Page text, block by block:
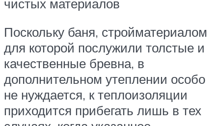
чистых материалов
Поскольку баня, стройматериалом
для которой послужили толстые и
качественные бревна, в
дополнительном утеплении особо
не нуждается, к теплоизоляции
приходится прибегать лишь в тех